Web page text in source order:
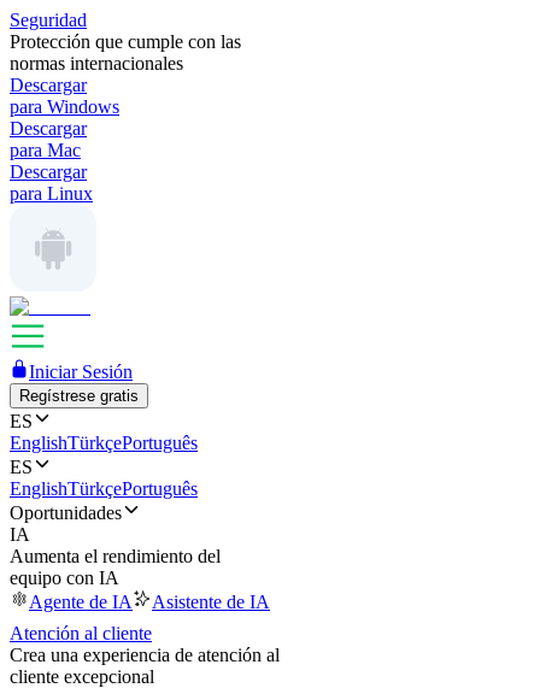
Seguridad
Protección que cumple con las
normas internacionales
Descargar
para Windows
Descargar
para Mac
Descargar
para Linux
Iniciar Sesión
Regístrese gratis
ES
EnglishTürkçePortuguês
ES
EnglishTürkçePortuguês
Oportunidades
IA
Aumenta el rendimiento del
equipo con IA
Agente de IA
Asistente de IA
Atención al cliente
Crea una experiencia de atención al
cliente excepcional